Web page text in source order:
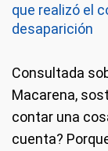
que realizó el
desaparición
Consultada
Macarena,
contar una
cuenta?